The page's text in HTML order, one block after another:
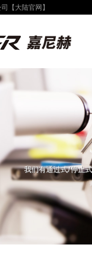
【大陆官网】
我们有通过式/停止